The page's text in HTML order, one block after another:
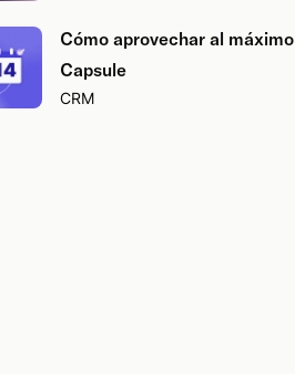
Cómo aprovechar al
Capsule
CRM